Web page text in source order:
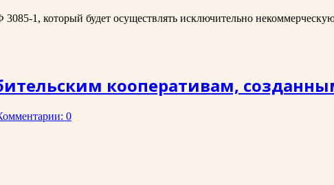
3085-1, который будет осуществлять исключительно
кооперативам,
0